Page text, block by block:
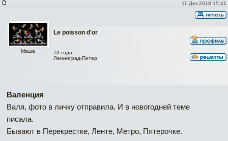
11 Дек 2018 15:41
Le poisson d'or
Маша
73 года
Ленинград-Питер
Валенция
Валя, фото в личку отправила. И в новогодней теме
писала.
Бывают в Перекрестке, Ленте, Метро, Пятерочке.